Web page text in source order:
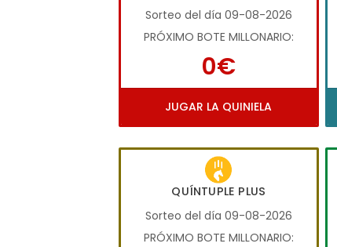
Sorteo del día 09-08-2026
PRÓXIMO BOTE MILLONARIO:
0€
JUGAR LA QUINIELA
QUÍNTUPLE PLUS
Sorteo del día 09-08-2026
PRÓXIMO BOTE MILLONARIO: